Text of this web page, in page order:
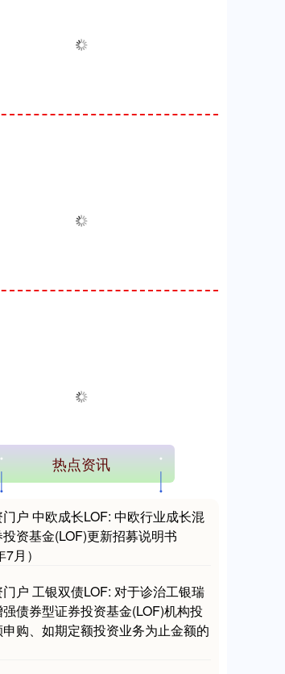
热点资讯
户 中欧成长LOF: 中欧行业成长混
资基金(LOF)更新招募说明书
7月）
户 工银双债LOF: 对于诊治工银瑞
债券型证券投资基金(LOF)机构投
购、如期定额投资业务为止金额的